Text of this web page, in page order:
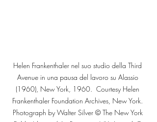
Helen Frankenthaler nel suo studio della Third
Avenue in una pausa del lavoro su Alassio
(1960), New York, 1960.  Courtesy Helen
Frankenthaler Foundation Archives, New York.
Photograph by Walter Silver © The New York